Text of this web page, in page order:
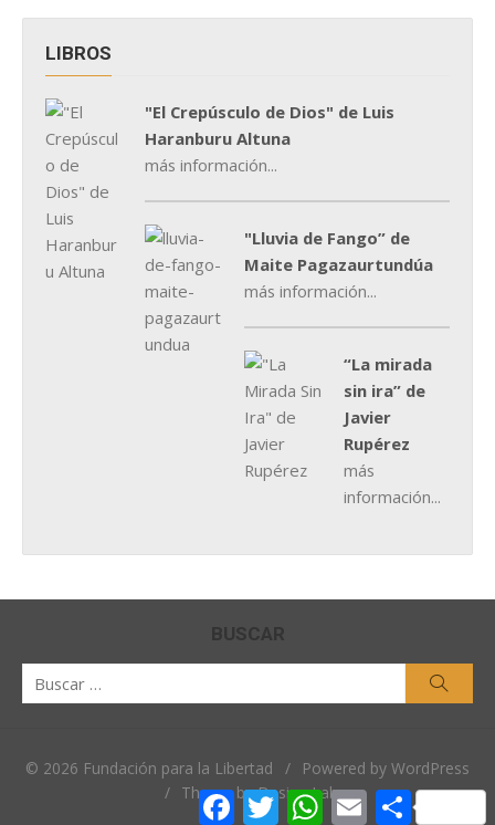
LIBROS
"El Crepúsculo de Dios" de Luis
Haranburu Altuna
más información...
"Lluvia de Fango” de
Maite Pagazaurtundúa
más información...
“La mirada
sin ira” de
Javier
Rupérez
más
información...
BUSCAR
© 2026 Fundación para la Libertad /
Powered by WordPress
/ Theme by Design Lab
Facebook
TwitterWhatsApp
EmailCompartir